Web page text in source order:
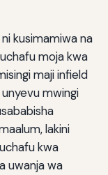
kusimamiwa na
moja kwa
maji infield
unyevu mwingi
lakini
kwa
uwanja wa